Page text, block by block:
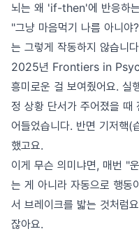
뇌는 왜 'if-then'에 반응하
"그냥 마음먹기 나름 아니야
는 그렇게 작동하지 않습니
2025년 Frontiers in
흥미로운 걸 보여줬어요. 실
정 상황 단서가 주어졌을 때
어들었습니다. 반면 기저핵(
했고요.
이게 무슨 의미냐면, 매번 "
는 게 아니라 자동으로 행동
서 브레이크를 밟는 것처럼
잖아요.